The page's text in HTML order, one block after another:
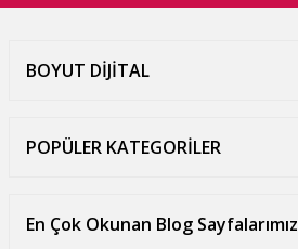
BOYUT DİJİTAL
POPÜLER KATEGORİLER
En Çok Okunan Blog Sayfalarımız